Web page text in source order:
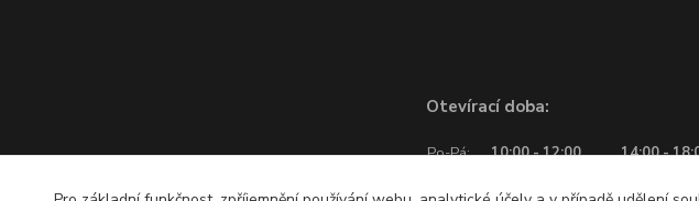
Otevírací doba:
Po-Pá: 10:00 - 12:00
14:00 -